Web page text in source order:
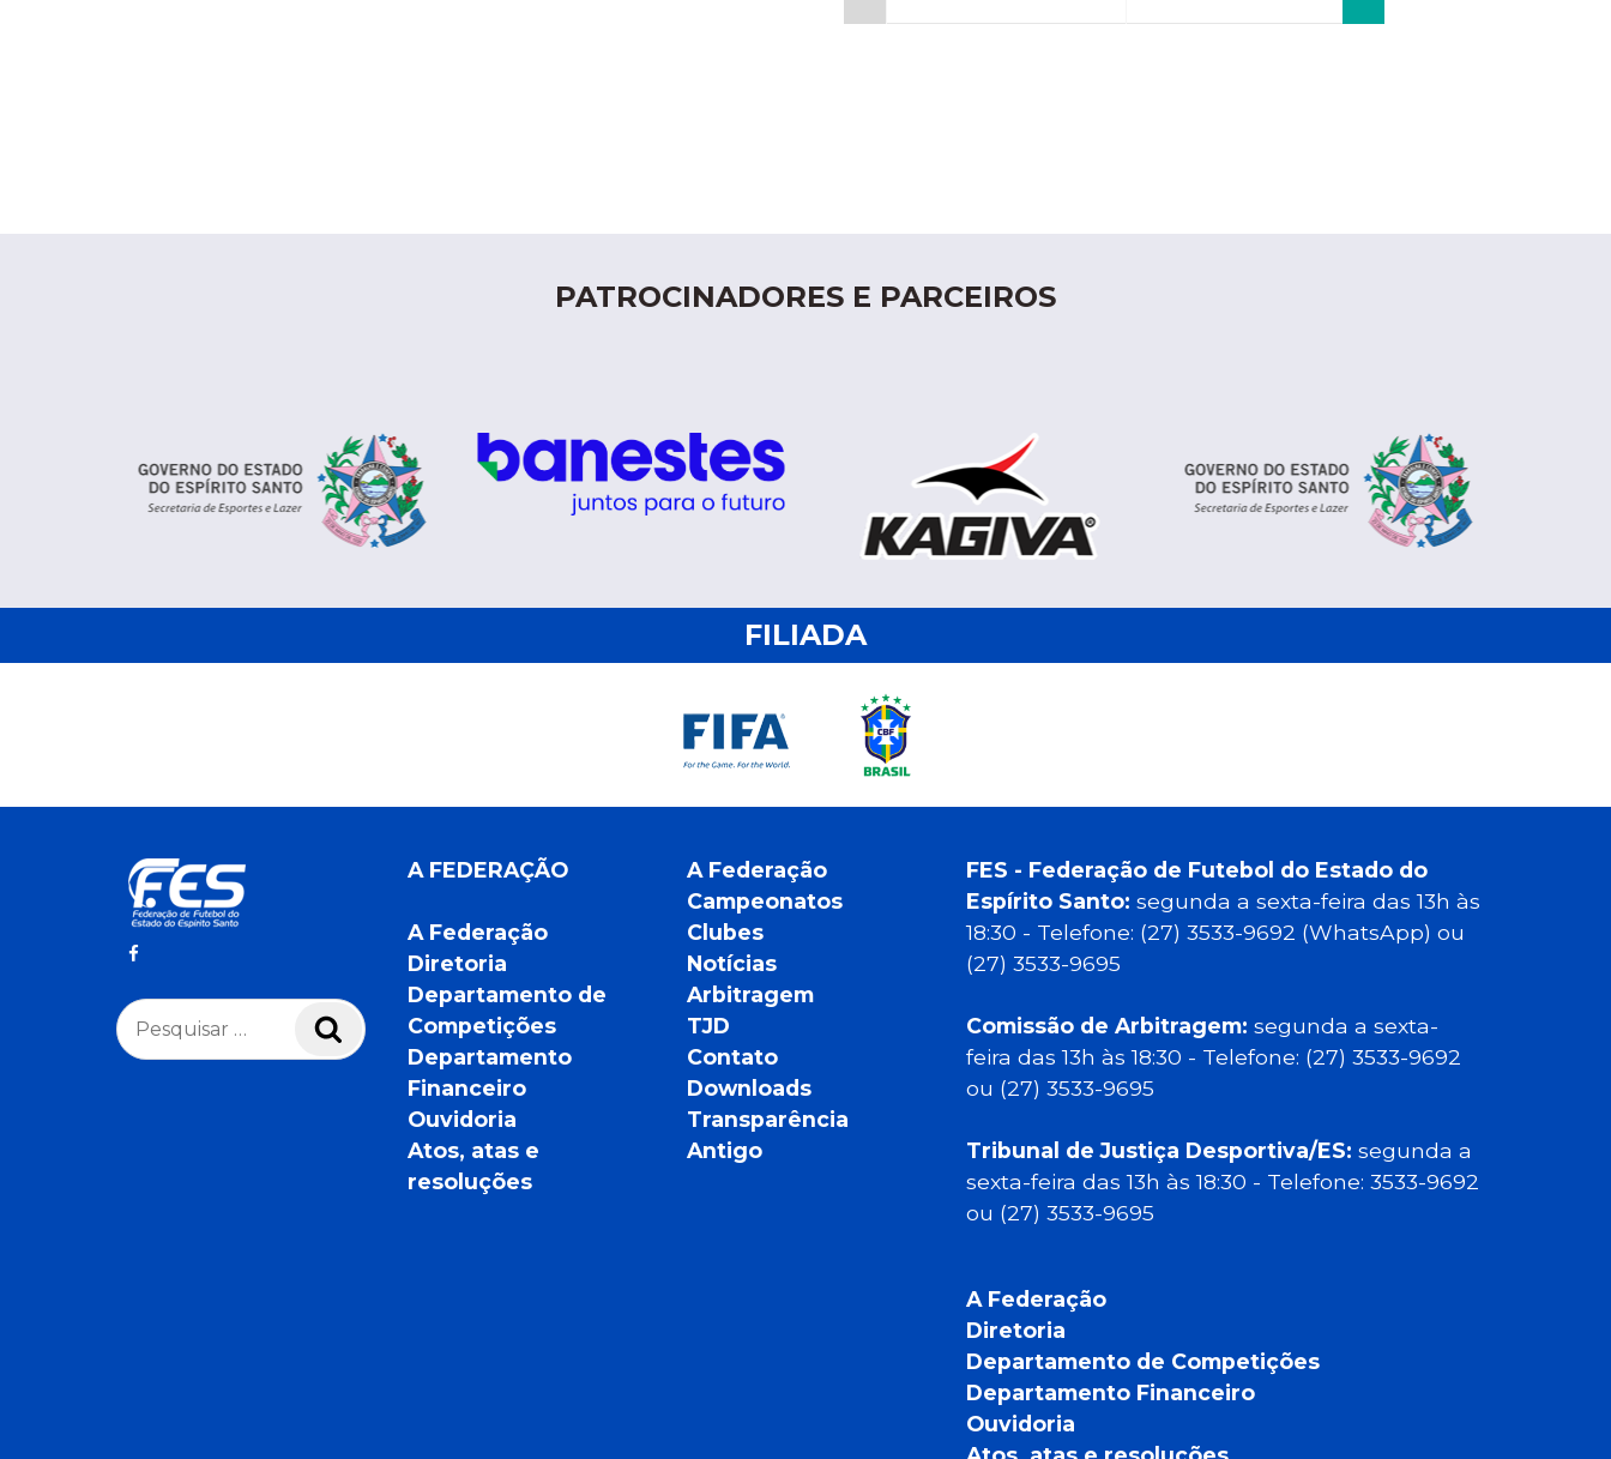
PATROCINADORES E PARCEIROS
FILIADA
Pesquisar
por:
Pesquisar
A FEDERAÇÃO
A Federação
Diretoria
Departamento de
Competições
Departamento
Financeiro
Ouvidoria
Atos, atas e
resoluções
A Federação
Campeonatos
Clubes
Notícias
Arbitragem
TJD
Contato
Downloads
Transparência
Antigo
FES - Federação de Futebol do Estado do
Espírito Santo: segunda a sexta-feira das 13h às
18:30 - Telefone: (27) 3533-9692 (WhatsApp) ou
(27) 3533-9695
Comissão de Arbitragem: segunda a sexta-
feira das 13h às 18:30 - Telefone: (27) 3533-9692
ou (27) 3533-9695
Tribunal de Justiça Desportiva/ES: segunda a
sexta-feira das 13h às 18:30 - Telefone: 3533-9692
ou (27) 3533-9695
A Federação
Diretoria
Departamento de Competições
Departamento Financeiro
Ouvidoria